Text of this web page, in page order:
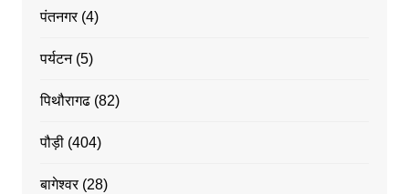
पंतनगर(4)
पर्यटन(5)
पिथौरागढ(82)
पौड़ी(404)
बागेश्वर(28)